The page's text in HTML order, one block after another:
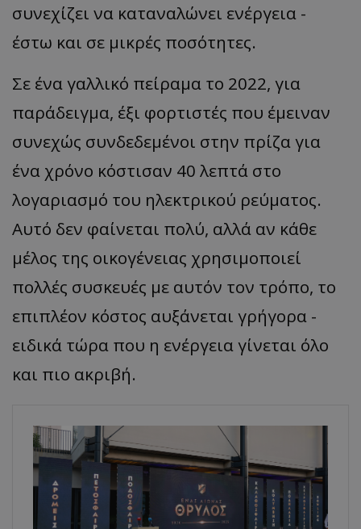
συνεχίζει να καταναλώνει ενέργεια -
έστω και σε μικρές ποσότητες.
Σε ένα γαλλικό πείραμα το 2022, για
παράδειγμα, έξι φορτιστές που έμειναν
συνεχώς συνδεδεμένοι στην πρίζα για
ένα χρόνο κόστισαν 40 λεπτά στο
λογαριασμό του ηλεκτρικού ρεύματος.
Αυτό δεν φαίνεται πολύ, αλλά αν κάθε
μέλος της οικογένειας χρησιμοποιεί
πολλές συσκευές με αυτόν τον τρόπο, το
επιπλέον κόστος αυξάνεται γρήγορα -
ειδικά τώρα που η ενέργεια γίνεται όλο
και πιο ακριβή.